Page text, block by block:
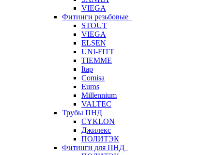
VIEGA
Фитинги резьбовые
STOUT
VIEGA
ELSEN
UNI-FITT
TIEMME
Itap
Comisa
Euros
Millennium
VALTEC
Трубы ПНД
CYKLON
Джилекс
ПОЛИТЭК
Фитинги для ПНД